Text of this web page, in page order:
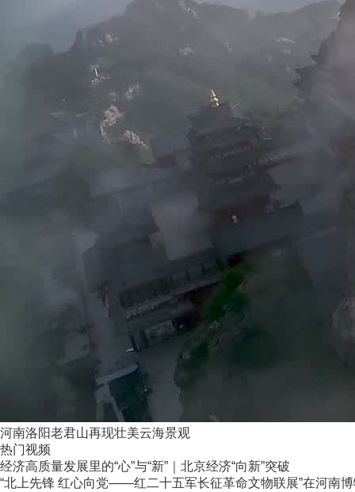
河南洛阳老君山再现壮美云海景观
热门视频
经济高质量发展里的“心”与“新”｜北京经济“向新”突破
“北上先锋 红心向党——红二十五军长征革命文物联展”在河南